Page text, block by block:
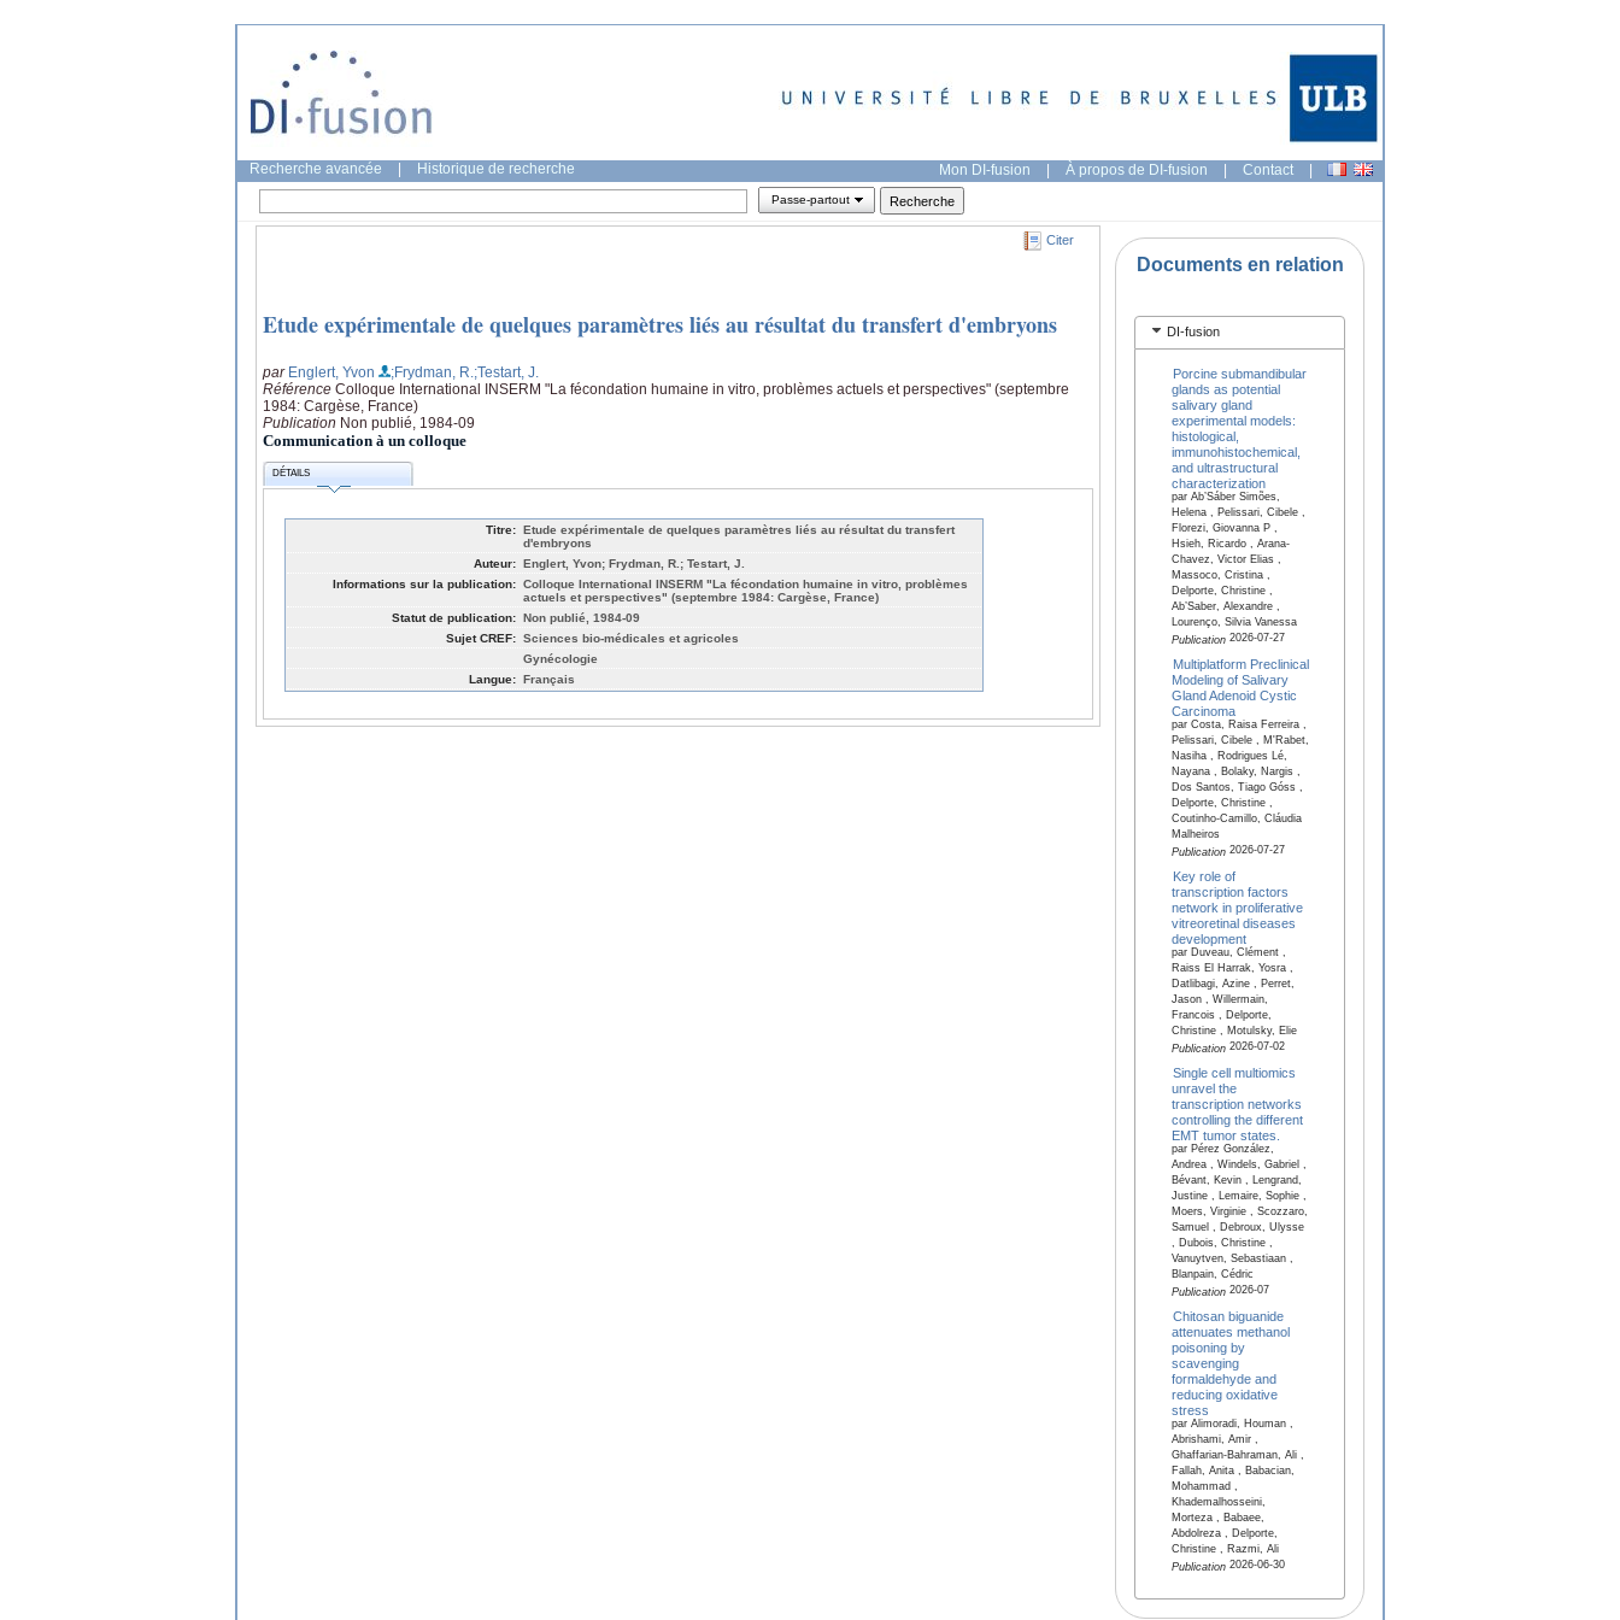
Recherche avancée Historique de recherche Mon DI-fusion | À propos de DI-fusion | Contact |
Passe-partout
Citer
Etude expérimentale de quelques paramètres liés au résultat du transfert d'embryons
par Englert, Yvon ;Frydman, R. ;Testart, J.
Référence Colloque International INSERM "La fécondation humaine in vitro, problèmes actuels et perspectives" (septembre
1984: Cargèse, France)
Publication Non publié, 1984-09
Communication à un colloque
DÉTAILS
Titre: Etude expérimentale de quelques paramètres liés au résultat du transfert
d'embryons
Auteur: Englert, Yvon; Frydman, R.; Testart, J.
Informations sur la publication: Colloque International INSERM "La fécondation humaine in vitro, problèmes
actuels et perspectives" (septembre 1984: Cargèse, France)
Statut de publication: Non publié, 1984-09
Sujet CREF: Sciences bio-médicales et agricoles
Gynécologie
Langue: Français
Documents en relation
DI-fusion
Porcine submandibular
glands as potential
salivary gland
experimental models:
histological,
immunohistochemical,
and ultrastructural
characterization
par Ab’Sáber Simões,
Helena , Pelissari, Cibele ,
Florezi, Giovanna P ,
Hsieh, Ricardo , Arana-
Chavez, Victor Elias ,
Massoco, Cristina ,
Delporte, Christine ,
Ab’Saber, Alexandre ,
Lourenço, Silvia Vanessa
Publication2026-07-27
Multiplatform Preclinical
Modeling of Salivary
Gland Adenoid Cystic
Carcinoma
par Costa, Raisa Ferreira ,
Pelissari, Cibele , M'Rabet,
Nasiha , Rodrigues Lé,
Nayana , Bolaky, Nargis ,
Dos Santos, Tiago Góss ,
Delporte, Christine ,
Coutinho-Camillo, Cláudia
Malheiros
Publication2026-07-27
Key role of
transcription factors
network in proliferative
vitreoretinal diseases
development
par Duveau, Clément ,
Raiss El Harrak, Yosra ,
Datlibagi, Azine , Perret,
Jason , Willermain,
Francois , Delporte,
Christine , Motulsky, Elie
Publication2026-07-02
Single cell multiomics
unravel the
transcription networks
controlling the different
EMT tumor states.
par Pérez González,
Andrea , Windels, Gabriel ,
Bévant, Kevin , Lengrand,
Justine , Lemaire, Sophie ,
Moers, Virginie , Scozzaro,
Samuel , Debroux, Ulysse
, Dubois, Christine ,
Vanuytven, Sebastiaan ,
Blanpain, Cédric
Publication2026-07
Chitosan biguanide
attenuates methanol
poisoning by
scavenging
formaldehyde and
reducing oxidative
stress
par Alimoradi, Houman ,
Abrishami, Amir ,
Ghaffarian-Bahraman, Ali ,
Fallah, Anita , Babacian,
Mohammad ,
Khademalhosseini,
Morteza , Babaee,
Abdolreza , Delporte,
Christine , Razmi, Ali
Publication2026-06-30